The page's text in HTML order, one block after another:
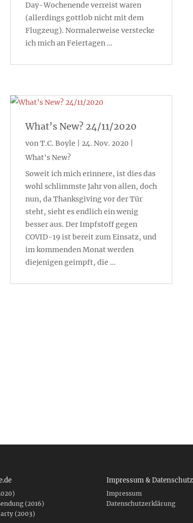
Day-Wochenende verreist waren
(allerdings gottlob nicht mit dem
Flugzeug). Normalerweise verstecke
ich mich an Feiertagen …
What’s New? 24/11/2020
vonT.C. Boyle 24. Nov. 2020
What's New?
Soweit ich mich erinnere, ist dies das
wohl schlimmste Jahr von allen, doch
nun, da Thanksgiving vor der Tür
steht, sieht es endlich ein wenig
besser aus. Der Impfstoff gegen
COVID-19 ist bereit zum Einsatz, und
im kommenden Monat werden
diejenigen geimpft, die …
(2016)
(2003)
Impressum & Datenschutz
Impressum
Datenschutzerklärung